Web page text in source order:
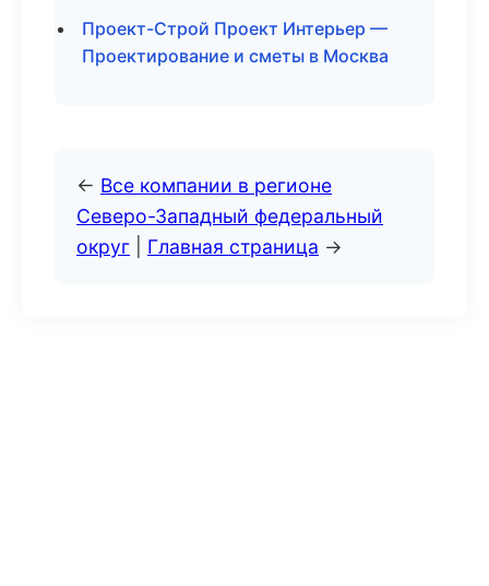
Проект-Строй Проект Интерьер —
Проектирование и сметы в Москва
← Все компании в регионе
Северо-Западный федеральный
округ
Главная страница →